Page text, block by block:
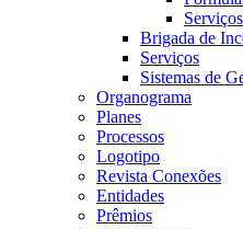
Serviços
Brigada de
Serviços
Sistemas de
Organograma
Planes
Processos
Logotipo
Revista Conexões
Entidades
Prêmios